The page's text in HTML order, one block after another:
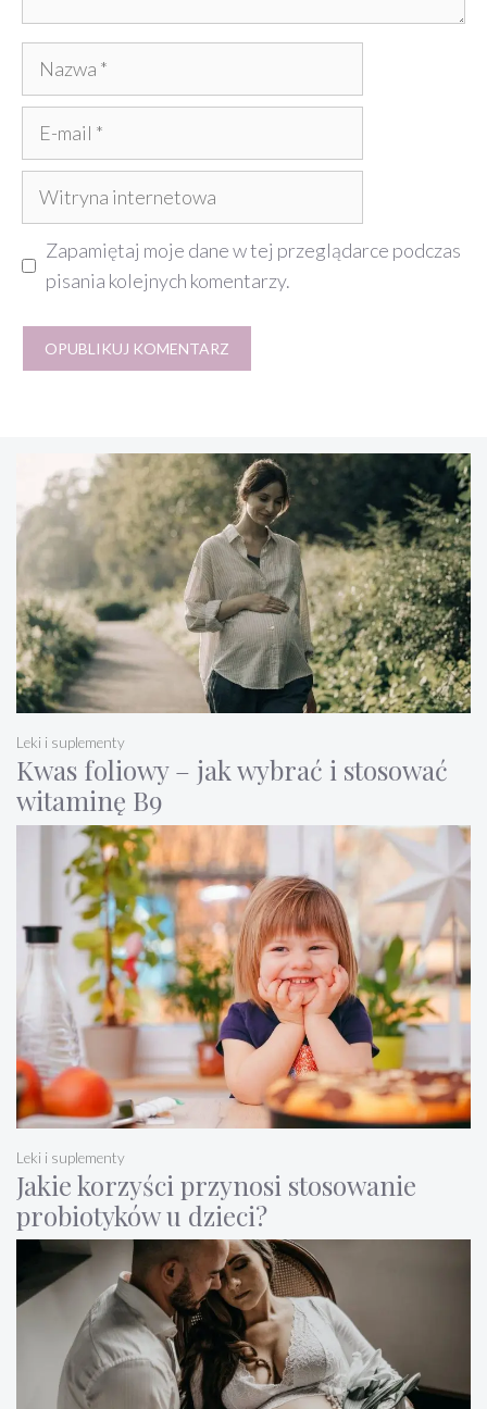
Nazwa
Witryna
internetowa
Zapamiętaj moje dane w tej przeglądarce podczas
pisania kolejnych komentarzy.
Kwas foliowy – jak wybrać i stosować
witaminę B9
Leki i suplementy
Jakie korzyści przynosi stosowanie
probiotyków u dzieci?
Leki i suplementy